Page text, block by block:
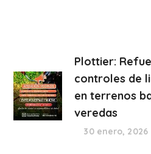
Plottier:
controles de
en terrenos
veredas
30 enero, 2026